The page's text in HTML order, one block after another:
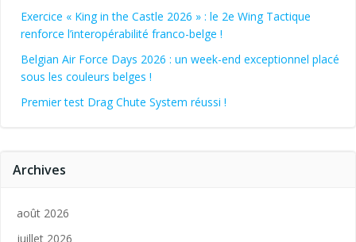
Exercice « King in the Castle 2026 » : le 2e Wing Tactique
renforce l’interopérabilité franco-belge !
Belgian Air Force Days 2026 : un week-end exceptionnel placé
sous les couleurs belges !
Premier test Drag Chute System réussi !
Archives
août 2026
juillet 2026